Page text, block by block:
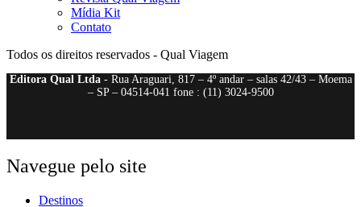
Mídia Kit
Contato
Todos os direitos reservados - Qual Viagem
Editora Qual Ltda- Rua Araguari, 817 – 4º andar – salas 42/43 – Moema
– SP – 04514-041 fone : (11) 3024-9500
Navegue pelo site
Destinos